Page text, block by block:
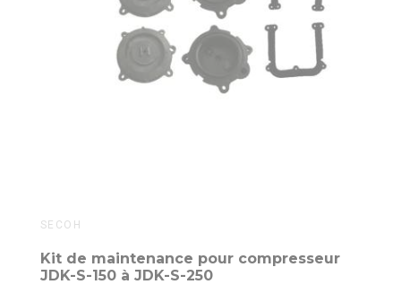
SECOH
Kit de maintenance pour compresseur
JDK-S-150 à JDK-S-250